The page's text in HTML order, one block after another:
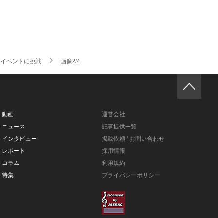
ベントに挑戦 画像2/4
動画
ニュース
インタビュー
レポート
コラム
特集
運営会社
記事提供一覧
掲載依頼 / お問い合わせ
採用情報
利用規約
プライバシーポリシー